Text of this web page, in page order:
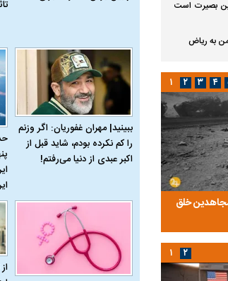
ببینید| مهران غفوریان: اگر وزنم
را کم نکرده بودم، شاید قبل از
اکبر عبدی از دنیا می‌رفتم!
بصیرت است
به ریاض
خلق
آخرین پرده از حیات سیاسی یک سلسله |
روایتی از آخرین مصاحبه‌ی شاه در ایران
۱ ۲ ۳ ۴
۱ ۲